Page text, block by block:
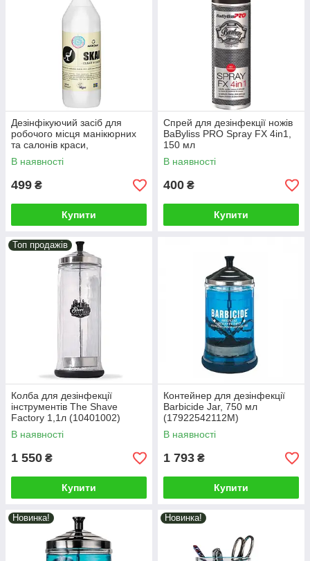
Дезінфікуючий засіб для
робочого місця манікюрних
та салонів краси,
барбершопів, тату-салонів,
1000m (D040131)
В наявності
499 ₴
Купити
Спрей для дезінфекції ножів
BaByliss PRO Spray FX 4in1,
150 мл
В наявності
400 ₴
Купити
Топ продажів
Колба для дезінфекції
інструментів The Shave
Factory 1,1л (10401002)
В наявності
1 550 ₴
Купити
Контейнер для дезінфекції
Barbicide Jar, 750 мл
(17922542112M)
В наявності
1 793 ₴
Купити
Новинка! Новинка!